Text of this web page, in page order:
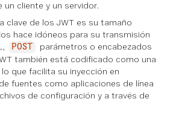
un cliente y un servidor.
clave de los JWT es su tamaño
hace idóneos para su transmisión
POST
parámetros o encabezados
también está codificado como una
que facilita su inyección en
fuentes como aplicaciones de línea
de configuración y a través de